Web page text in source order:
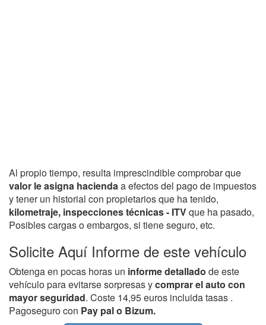
Al propio tiempo, resulta imprescindible comprobar que
valor le asigna haciendaa efectos del pago de impuestos
y tener un historial con propietarios que ha tenido,
kilometraje, inspecciones técnicas - ITVque ha pasado,
Posibles cargas o embargos, si tiene seguro, etc.
Solicite Aquí Informe de este vehículo
Obtenga en pocas horas un informe detallado de este
vehículo para evitarse sorpresas ycomprar el auto con
mayor seguridad. Coste 14,95 euros incluida tasas .
Pagoseguro con Pay pal o Bizum.